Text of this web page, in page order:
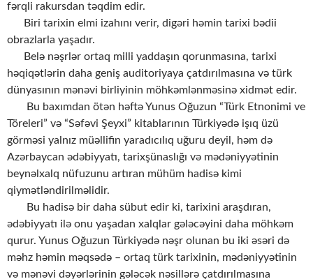
fərqli rakursdan təqdim edir.
Biri tarixin elmi izahını verir, digəri həmin tarixi bədii
obrazlarla yaşadır.
Belə nəşrlər ortaq milli yaddaşın qorunmasına, tarixi
həqiqətlərin daha geniş auditoriyaya çatdırılmasına və türk
dünyasının mənəvi birliyinin möhkəmlənməsinə xidmət edir.
Bu baxımdan ötən həftə Yunus Oğuzun “Türk Etnonimi ve
Töreleri” və “Səfəvi Şeyxi” kitablarının Türkiyədə işıq üzü
görməsi yalnız müəllifin yaradıcılıq uğuru deyil, həm də
Azərbaycan ədəbiyyatı, tarixşünaslığı və mədəniyyətinin
beynəlxalq nüfuzunu artıran mühüm hadisə kimi
qiymətləndirilməlidir.
Bu hadisə bir daha sübut edir ki, tarixini araşdıran,
ədəbiyyatı ilə onu yaşadan xalqlar gələcəyini daha möhkəm
qurur. Yunus Oğuzun Türkiyədə nəşr olunan bu iki əsəri də
məhz həmin məqsədə – ortaq türk tarixinin, mədəniyyətinin
və mənəvi dəyərlərinin gələcək nəsillərə çatdırılmasına